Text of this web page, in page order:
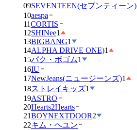
09SEVENTEEN(セブンティーン)
10aespa
11CORTIS
12SHINee1
13BIGBANG1
14ALPHA DRIVE ONE)1
15パク・ボゴム1
16IU
17NewJeans(ニュージーンズ)1
18ストレイキッズ1
19ASTRO
20Hearts2Hearts
21BOYNEXTDOOR2
22キム・ヘユン